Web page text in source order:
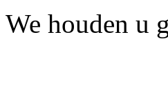
We houden u